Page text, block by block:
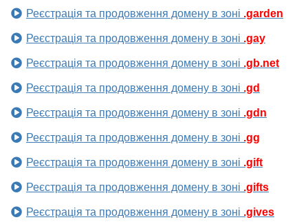
Реєстрація та продовження домену в зоні .garden
Реєстрація та продовження домену в зоні .gay
Реєстрація та продовження домену в зоні .gb.net
Реєстрація та продовження домену в зоні .gd
Реєстрація та продовження домену в зоні .gdn
Реєстрація та продовження домену в зоні .gg
Реєстрація та продовження домену в зоні .gift
Реєстрація та продовження домену в зоні .gifts
Реєстрація та продовження домену в зоні .gives